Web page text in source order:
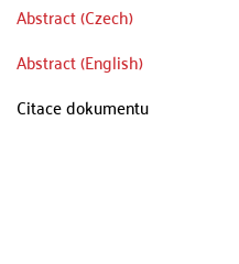
Abstract (Czech)
Abstract (English)
Citace dokumentu